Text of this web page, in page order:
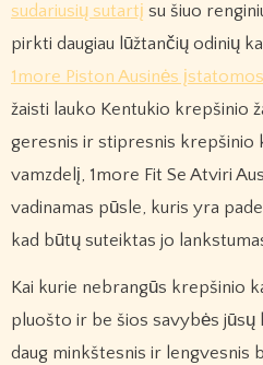
sudariusių sutartį su šiuo
pirkti daugiau lūžtančių odinių
1more Piston Ausinės
žaisti lauko Kentukio krepšinio
geresnis ir stipresnis krepšinio
vamzdelį, 1more Fit Se Atviri
vadinamas pūsle, kuris yra
kad būtų suteiktas jo
Kai kurie nebrangūs krepšinio
pluošto ir be šios savybės jūsų
daug minkštesnis ir lengvesnis